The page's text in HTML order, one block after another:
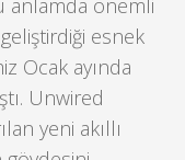
anlamda önemli
esnek
Ocak ayında
Unwired
yeni akıllı